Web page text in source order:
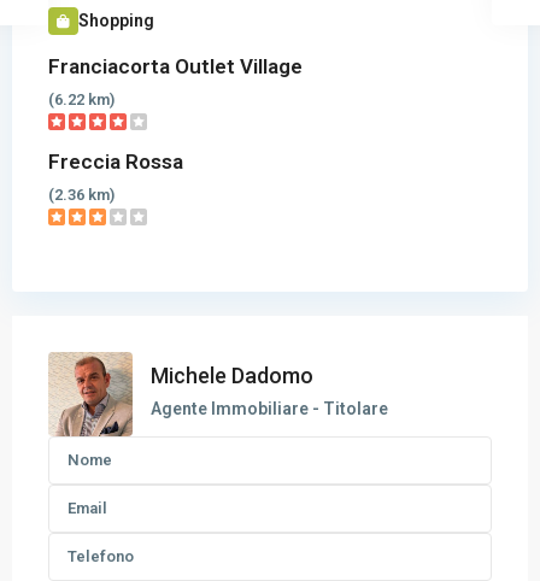
Shopping
Franciacorta Outlet Village
(6.22 km)
Freccia Rossa
(2.36 km)
Michele Dadomo
Agente Immobiliare - Titolare